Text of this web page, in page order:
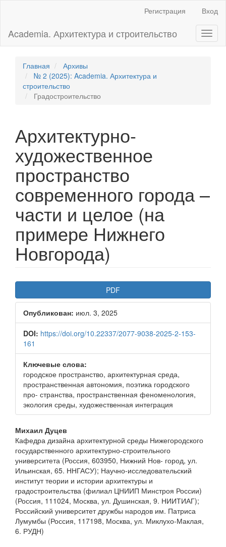
Основное
содержимое
панель
Регистрация Вход
Academia. Архитектура и строительство
Главная
Архивы
№ 2 (2025): Academia. Архитектура и
строительство
Градостроительство
Архитектурно-
художественное
пространство
современного города –
части и целое (на
примере Нижнего
Новгорода)
Боковая
панель
статьи
PDF
Опубликован: июл. 3, 2025
DOI: https://doi.org/10.22337/2077-9038-2025-2-153-
161
Ключевые слова:
городское пространство, архитектурная среда,
пространственная автономия, поэтика городского
про- странства, пространственная феноменология,
экология среды, художественная интеграция
Основное
содержимое
статьи
Михаил Дуцев
Кафедра дизайна архитектурной среды Нижегородского
государственного архитектурно-строительного
университета (Россия, 603950, Нижний Нов- город, ул.
Ильинская, 65. ННГАСУ); Научно-исследовательский
институт теории и истории архитектуры и
градостроительства (филиал ЦНИИП Минстроя России)
(Россия, 111024, Москва, ул. Душинская, 9. НИИТИАГ);
Российский университет дружбы народов им. Патриса
Лумумбы (Россия, 117198, Москва, ул. Миклухо-Маклая,
6. РУДН)